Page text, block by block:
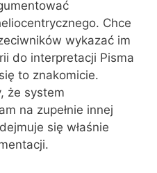
Chce
wykazać im
do interpretacji Pisma
to znakomicie.
że system
na zupełnie innej
się właśnie